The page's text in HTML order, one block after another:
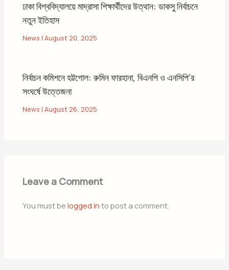
ঢাকা বিশ্ববিদ্যালয়ে মাদ্রাসা শিক্ষার্থীদের উত্থান: ডাকসু নির্বাচনে
নতুন ইতিহাস
News |August 20, 2025
নির্বাচন কমিশনে হট্টগোল: রুমিন ফারহানা, বিএনপি ও এনসিপি’র
সংঘর্ষে উত্তেজনা
News |August 26, 2025
Leave a Comment
You must belogged in to post a comment.